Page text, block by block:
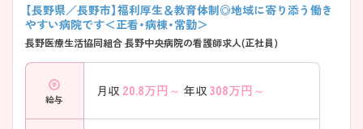
【長野県／長野市】福利厚生＆教育体制◎地域に寄り添う働き
やすい病院です＜正看・病棟・常勤＞
長野医療生活協同組合 長野中央病院の看護師求人(正社員)
給与
月収 20.8万円～ 年収 308万円～